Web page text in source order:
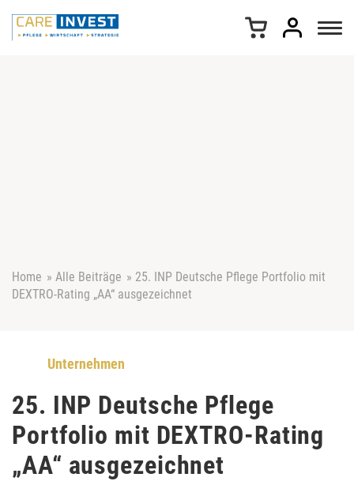
Home » Alle Beiträge » 25. INP Deutsche Pflege Portfolio mit
DEXTRO-Rating „AA“ ausgezeichnet
Unternehmen
25. INP Deutsche Pflege
Portfolio mit DEXTRO-Rating
„AA“ ausgezeichnet